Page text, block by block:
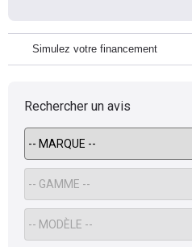
Simulez votre financement
Rechercher un avis